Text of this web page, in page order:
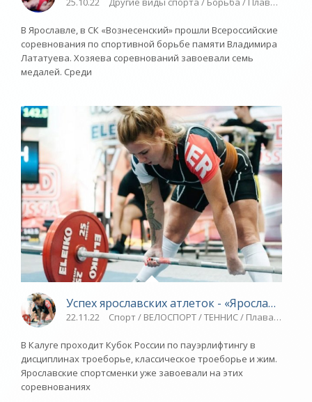
В Ярославле, в СК «Вознесенский» прошли Всероссийские
соревнования по спортивной борьбе памяти Владимира
Лататуева. Хозяева соревнований завоевали семь
медалей. Среди
Успех ярославских атлеток - «Ярославский
22.11.22 Спорт / ВЕЛОСПОРТ / ТЕННИС / Плавание /
В Калуге проходит Кубок России по пауэрлифтингу в
дисциплинах троеборье, классическое троеборье и жим.
Ярославские спортсменки уже завоевали на этих
соревнованиях